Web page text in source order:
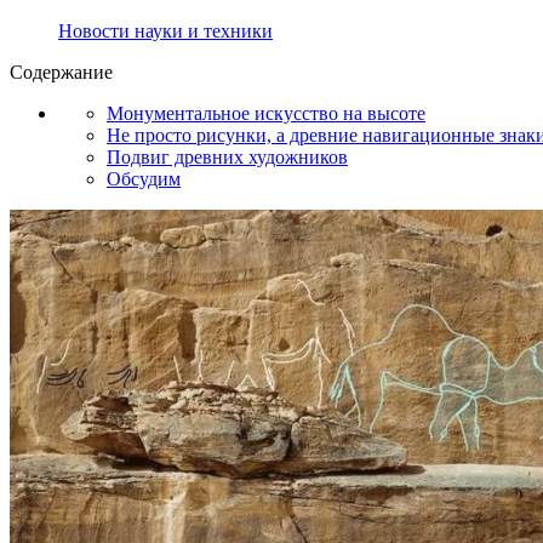
Новости науки и техники
Содержание
Монументальное искусство на высоте
Не просто рисунки, а древние навигационные
Подвиг древних художников
Обсудим